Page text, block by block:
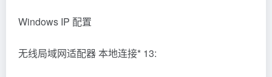
Windows IP 配置
无线局域网适配器 本地连接* 13: